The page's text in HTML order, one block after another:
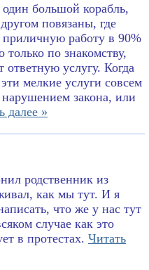
один большой корабль,
повязаны, где
приличную работу в 90%
только по знакомству,
ответную услугу. Когда
мелкие услуги совсем
закона, или
далее »
родственник из
как мы тут. И я
что же у нас тут
случае как это
в протестах. Читать